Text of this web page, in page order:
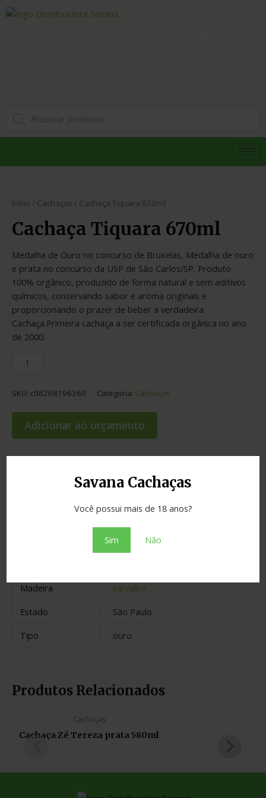
Savana Cachaças
Você possui mais de 18 anos?
Sim Não
Início / Cachaças / Cachaça Tiquara 670ml
Cachaça Tiquara 670ml
Medalha de Ouro no concurso de Bruxelas, Medalha de ouro
e prata no concurso da USP de São Carlos/SP. Produto
100% orgânico, produzido de forma natural e sem aditivos
químicos, conservando sabor e aroma originais e
proporcionando o prazer de beber a verdadeira
Cachaça.Primeira cachaça a ser certificada orgânica no ano
de 2000.
SKU: c08268196360 Categoria: Cachaças
Adicionar ao orçamento
Informação adicional
2 anos
Madeira
carvalho
Estado
São Paulo
Tipo
ouro
Produtos Relacionados
Cachaças
Cachaça Zé Tereza prata 580ml